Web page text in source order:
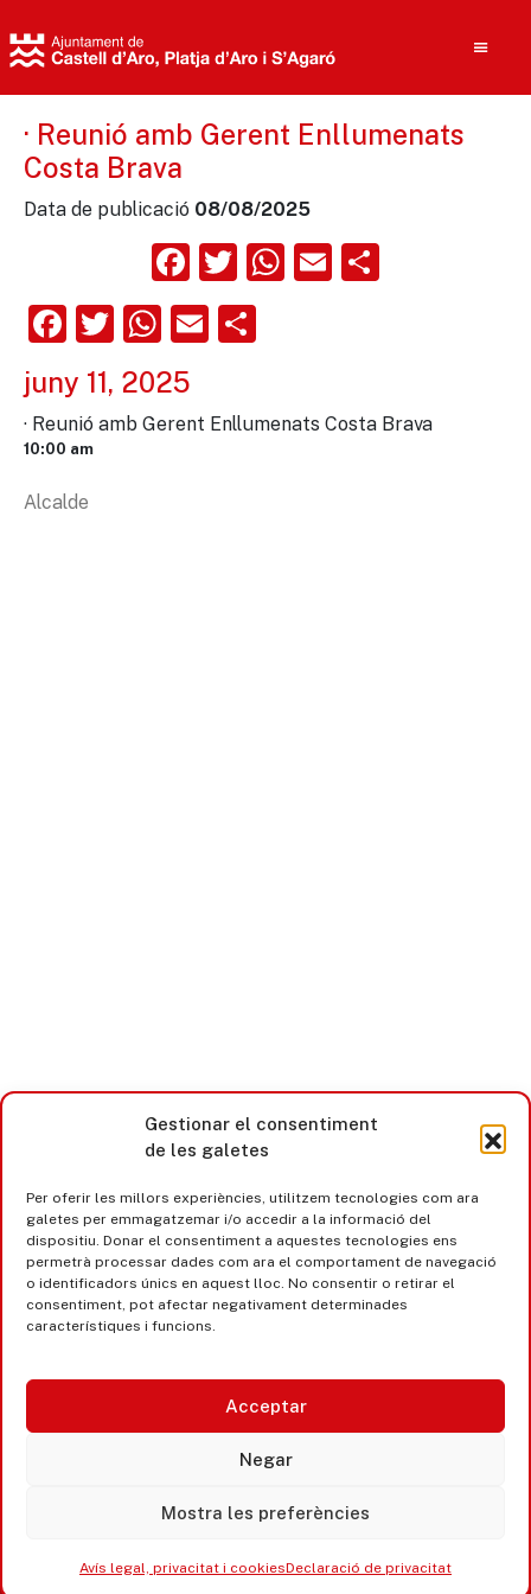
Gestionar el consentiment
de les galetes
Per oferir les millors experiències, utilitzem tecnologies com ara
galetes per emmagatzemar i/o accedir a la informació del
dispositiu. Donar el consentiment a aquestes tecnologies ens
permetrà processar dades com ara el comportament de navegació
o identificadors únics en aquest lloc. No consentir o retirar el
consentiment, pot afectar negativament determinades
característiques i funcions.
Acceptar
Negar
Mostra les preferències
Avís legal, privacitat i cookiesDeclaració de privacitat
· Reunió amb Gerent Enllumenats
Costa Brava
Data de publicació 08/08/2025
Facebook
Twitter
WhatsApp
Email
Facebook
Twitter
WhatsApp
Email
juny 11, 2025
· Reunió amb Gerent Enllumenats Costa Brava
10:00 am
Alcalde
Castell d’Aro · Platja d’Aro · S’Agaró
365 www.platjadaro